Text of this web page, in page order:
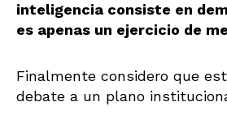
inteligencia consiste en
es apenas un ejercicio de
Finalmente considero que
debate a un plano